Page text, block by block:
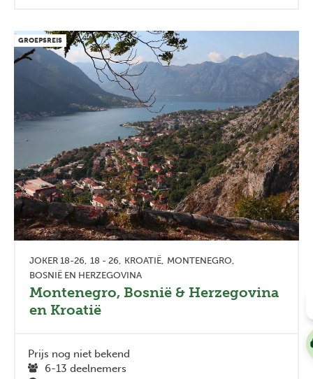
GROEPSREIS
JOKER 18-26 18 - 26 KROATIË MONTENEGRO
BOSNIË EN HERZEGOVINA
Montenegro, Bosnië & Herzegovina
en Kroatië
Prijs nog niet bekend
6-13 deelnemers